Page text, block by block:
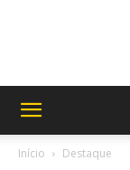
Início Destaque